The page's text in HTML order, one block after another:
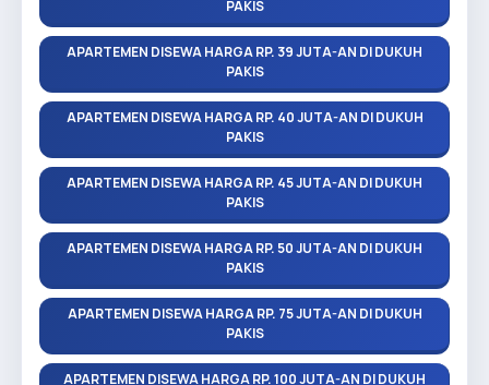
PAKIS
APARTEMEN DISEWA HARGA RP. 39 JUTA-AN DI DUKUH
PAKIS
APARTEMEN DISEWA HARGA RP. 40 JUTA-AN DI DUKUH
PAKIS
APARTEMEN DISEWA HARGA RP. 45 JUTA-AN DI DUKUH
PAKIS
APARTEMEN DISEWA HARGA RP. 50 JUTA-AN DI DUKUH
PAKIS
APARTEMEN DISEWA HARGA RP. 75 JUTA-AN DI DUKUH
PAKIS
APARTEMEN DISEWA HARGA RP. 100 JUTA-AN DI DUKUH